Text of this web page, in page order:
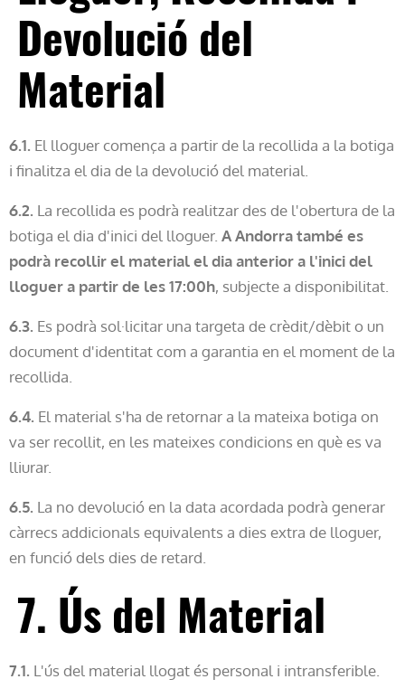
Devolució del
Material
6.1. El lloguer comença a partir de la recollida a la botiga
i finalitza el dia de la devolució del material.
6.2. La recollida es podrà realitzar des de l'obertura de la
botiga el dia d'inici del lloguer. A Andorra també es
podrà recollir el material el dia anterior a l'inici del
lloguer a partir de les 17:00h, subjecte a disponibilitat.
6.3. Es podrà sol·licitar una targeta de crèdit/dèbit o un
document d'identitat com a garantia en el moment de la
recollida.
6.4. El material s'ha de retornar a la mateixa botiga on
va ser recollit, en les mateixes condicions en què es va
lliurar.
6.5. La no devolució en la data acordada podrà generar
càrrecs addicionals equivalents a dies extra de lloguer,
en funció dels dies de retard.
7. Ús del Material
7.1. L'ús del material llogat és personal i intransferible.